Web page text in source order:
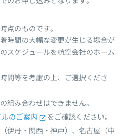
点のものです。
時間の大幅な変更が生じる場合が
スケジュールを航空会社のホーム
間等を考慮の上、ご選択くださ
組み合わせはできません。
ルのご案内
をご確認ください。
伊丹・関西・神戸）、名古屋（中